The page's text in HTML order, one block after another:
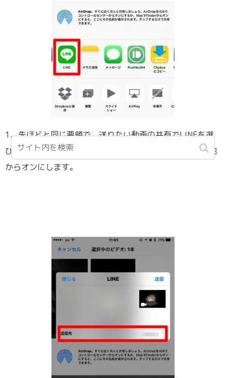
1、先ほどと同じ要領で、送りたい動画の共有でLINEを選
びます。LINEがここにでてこない場合は、一番右のその他
からオンにします。